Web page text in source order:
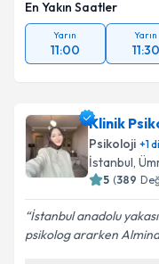
En Yakın Saatler
Yarın
11:00
Yarın
11:30
Klinik
Psikoloji +1
İstanbul,
5 (389
İstanbul anadolu
psikolog ararken Almina